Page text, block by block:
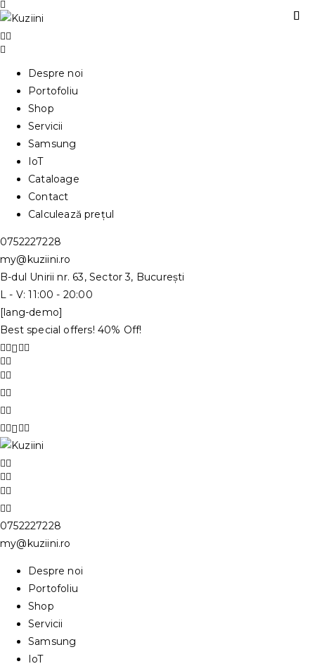
Despre noi
Portofoliu
Shop
Servicii
Samsung
IoT
Cataloage
Contact
Calculează prețul
0752227228
my@kuziini.ro
B-dul Unirii nr. 63, Sector 3, București
L - V: 11:00 - 20:00
[lang-demo]
Best special offers! 40% Off!
0752227228
my@kuziini.ro
Despre noi
Portofoliu
Shop
Servicii
Samsung
IoT